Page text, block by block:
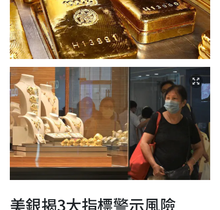
美銀揭3大指標警示風險